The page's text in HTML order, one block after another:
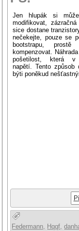
Jen hlupák si
modifikovat,
sice dostane
nečekejte, pouze se
bootstrapu,
kompenzovat.
pošetilost, která v
napětí. Tento způsob
býti poněkud
Federmann, Hqqf,